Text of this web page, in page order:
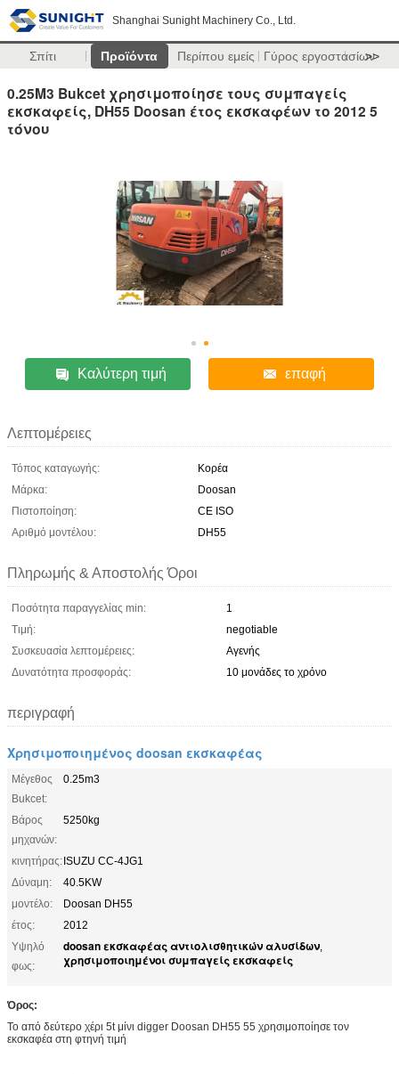
Shanghai Sunight Machinery Co., Ltd.
Σπίτι Προϊόντα Περίπου εμείς Γύρος εργοστασίων
>>
0.25M3 Bukcet χρησιμοποίησε τους συμπαγείς
εκσκαφείς, DH55 Doosan έτος εκσκαφέων το 2012 5
τόνου
Καλύτερη τιμή επαφή
Λεπτομέρειες
Τόπος καταγωγής:
Κορέα
Μάρκα:
Doosan
Πιστοποίηση:
CE ISO
Αριθμό μοντέλου:
DH55
Πληρωμής & Αποστολής Όροι
Ποσότητα παραγγελίας min:
1
Τιμή:
negotiable
Συσκευασία λεπτομέρειες:
Αγενής
Δυνατότητα προσφοράς:
10 μονάδες το χρόνο
περιγραφή
Χρησιμοποιημένος doosan εκσκαφέας
Μέγεθος
Bukcet:
0.25m3
Βάρος
μηχανών:
5250kg
κινητήρας:ISUZU CC-4JG1
Δύναμη:
40.5KW
μοντέλο:
Doosan DH55
έτος:
2012
Υψηλό
φως:
doosan εκσκαφέας αντιολισθητικών αλυσίδων,
χρησιμοποιημένοι συμπαγείς εκσκαφείς
Όρος:
Το από δεύτερο χέρι 5t μίνι digger Doosan DH55 55 χρησιμοποίησε τον
εκσκαφέα στη φτηνή τιμή